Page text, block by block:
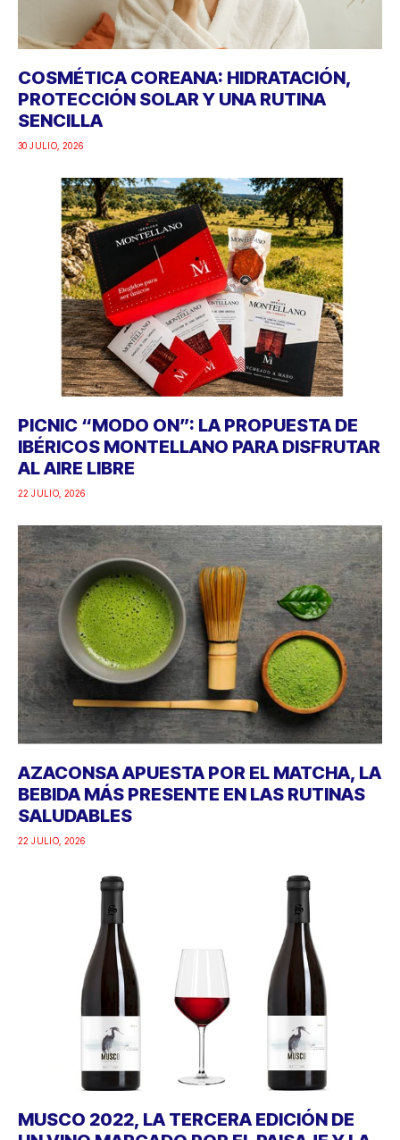
COSMÉTICA COREANA: HIDRATACIÓN,
PROTECCIÓN SOLAR Y UNA RUTINA
SENCILLA
30 JULIO, 2026
PICNIC “MODO ON”: LA PROPUESTA DE
IBÉRICOS MONTELLANO PARA DISFRUTAR
AL AIRE LIBRE
22 JULIO, 2026
AZACONSA APUESTA POR EL MATCHA, LA
BEBIDA MÁS PRESENTE EN LAS RUTINAS
SALUDABLES
22 JULIO, 2026
MUSCO 2022, LA TERCERA EDICIÓN DE